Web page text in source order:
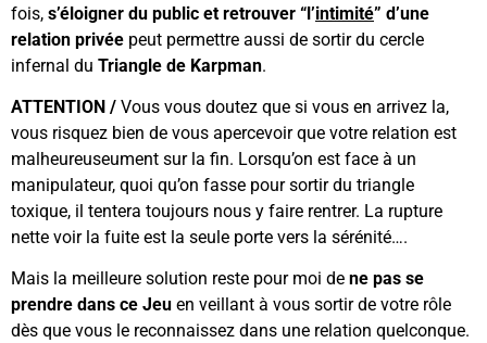
fois, s’éloigner du public et retrouver “l’intimité” d’une
relation privée peut permettre aussi de sortir du cercle
infernal du Triangle de Karpman.
ATTENTION / Vous vous doutez que si vous en arrivez la,
vous risquez bien de vous apercevoir que votre relation est
malheureuseument sur la fin. Lorsqu’on est face à un
manipulateur, quoi qu’on fasse pour sortir du triangle
toxique, il tentera toujours nous y faire rentrer. La rupture
nette voir la fuite est la seule porte vers la sérénité….
Mais la meilleure solution reste pour moi de ne pas se
prendre dans ce Jeu en veillant à vous sortir de votre rôle
dès que vous le reconnaissez dans une relation quelconque.